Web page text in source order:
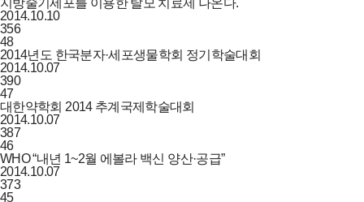
지방줄기세포를 이용한 탈모 치료제 나온다.
2014.10.10
356
48
2014년도 한국분자·세포생물학회 정기학술대회
2014.10.07
390
47
대한약학회 2014 추계국제학술대회
2014.10.07
387
46
WHO “내년 1~2월 에볼라 백신 양산·공급”
2014.10.07
373
45